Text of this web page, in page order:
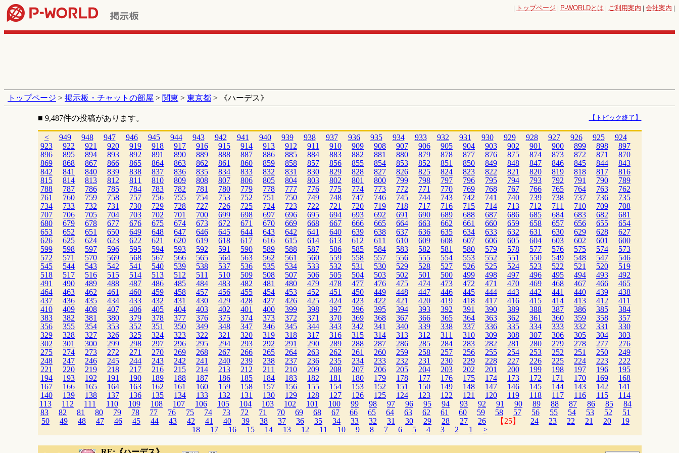
| トップページ | P-WORLDとは | ご利用案内 | 会社案内 |
トップページ > 掲示板・チャットの部屋 > 関東 > 東京都 > 《ハーデス》
■ 9,487件の投稿があります。 【トピック終了】
< 949 948 947 946 945 944 943 942 941 940 939 938 937 936 935 934 933 932 931 930 929 928 927 926 925
924
923
922 921 920 919 918 917 916 915 914 913 912 911 910 909 908 907 906 905 904 903 902 901 900 899 898
897
896
895 894 893 892 891 890 889 888 887 886 885 884 883 882 881 880 879 878 877 876 875 874 873 872 871
870
869
868 867 866 865 864 863 862 861 860 859 858 857 856 855 854 853 852 851 850 849 848 847 846 845 844
843
842
841 840 839 838 837 836 835 834 833 832 831 830 829 828 827 826 825 824 823 822 821 820 819 818 817
816
815
814 813 812 811 810 809 808 807 806 805 804 803 802 801 800 799 798 797 796 795 794 793 792 791 790
789
788
787 786 785 784 783 782 781 780 779 778 777 776 775 774 773 772 771 770 769 768 767 766 765 764 763
762
761
760 759 758 757 756 755 754 753 752 751 750 749 748 747 746 745 744 743 742 741 740 739 738 737 736
735
734
733 732 731 730 729 728 727 726 725 724 723 722 721 720 719 718 717 716 715 714 713 712 711 710 709
708
707
706 705 704 703 702 701 700 699 698 697 696 695 694 693 692 691 690 689 688 687 686 685 684 683 682
681
680
679 678 677 676 675 674 673 672 671 670 669 668 667 666 665 664 663 662 661 660 659 658 657 656 655
654
653
652 651 650 649 648 647 646 645 644 643 642 641 640 639 638 637 636 635 634 633 632 631 630 629 628
627
626
625 624 623 622 621 620 619 618 617 616 615 614 613 612 611 610 609 608 607 606 605 604 603 602 601
600
599
598 597 596 595 594 593 592 591 590 589 588 587 586 585 584 583 582 581 580 579 578 577 576 575 574
573
572
571 570 569 568 567 566 565 564 563 562 561 560 559 558 557 556 555 554 553 552 551 550 549 548 547
546
545
544 543 542 541 540 539 538 537 536 535 534 533 532 531 530 529 528 527 526 525 524 523 522 521 520
519
518
517 516 515 514 513 512 511 510 509 508 507 506 505 504 503 502 501 500 499 498 497 496 495 494 493
492
491
490 489 488 487 486 485 484 483 482 481 480 479 478 477 476 475 474 473 472 471 470 469 468 467 466
465
464
463 462 461 460 459 458 457 456 455 454 453 452 451 450 449 448 447 446 445 444 443 442 441 440 439
438
437
436 435 434 433 432 431 430 429 428 427 426 425 424 423 422 421 420 419 418 417 416 415 414 413 412
411
410
409 408 407 406 405 404 403 402 401 400 399 398 397 396 395 394 393 392 391 390 389 388 387 386 385
384
383
382 381 380 379 378 377 376 375 374 373 372 371 370 369 368 367 366 365 364 363 362 361 360 359 358
357
356
355 354 353 352 351 350 349 348 347 346 345 344 343 342 341 340 339 338 337 336 335 334 333 332 331
330
329
328 327 326 325 324 323 322 321 320 319 318 317 316 315 314 313 312 311 310 309 308 307 306 305 304
303
302
301 300 299 298 297 296 295 294 293 292 291 290 289 288 287 286 285 284 283 282 281 280 279 278 277
276
275
274 273 272 271 270 269 268 267 266 265 264 263 262 261 260 259 258 257 256 255 254 253 252 251 250
249
248
247 246 245 244 243 242 241 240 239 238 237 236 235 234 233 232 231 230 229 228 227 226 225 224 223
222
221
220 219 218 217 216 215 214 213 212 211 210 209 208 207 206 205 204 203 202 201 200 199 198 197 196
195
194
193 192 191 190 189 188 187 186 185 184 183 182 181 180 179 178 177 176 175 174 173 172 171 170 169
168
167
166 165 164 163 162 161 160 159 158 157 156 155 154 153 152 151 150 149 148 147 146 145 144 143 142
141
140
139 138 137 136 135 134 133 132 131 130 129 128 127 126 125 124 123 122 121 120 119 118 117 116 115
114
113
112 111 110 109 108 107 106 105 104 103 102 101 100 99 98 97 96 95 94 93 92 91 90 89 88 87 86 85
84
83
82 81 80 79 78 77 76 75 74 73 72 71 70 69 68 67 66 65 64 63 62 61 60 59 58 57 56 55 54 53 52
51
50
49 48 47 46 45 44 43 42 41 40 39 38 37 36 35 34 33 32 31 30 29 28 27 26 【25】 24 23 22 21 20
19
18
17 16 15 14 13 12 11 10 9 8 7 6 5 4 3 2 1 >